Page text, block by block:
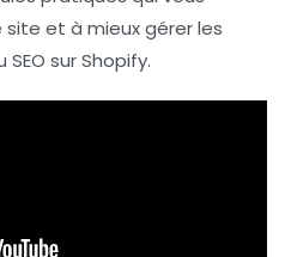
et à mieux gérer les
sur Shopify.